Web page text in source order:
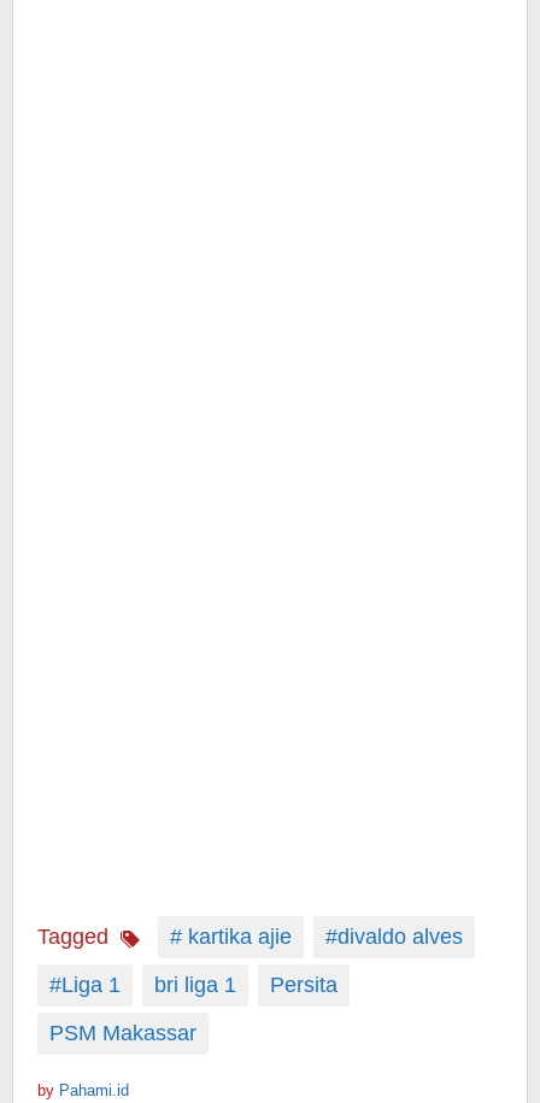
Tagged # kartika ajie
#divaldo alves
#Liga 1
bri liga 1
Persita
PSM Makassar
by Pahami.id